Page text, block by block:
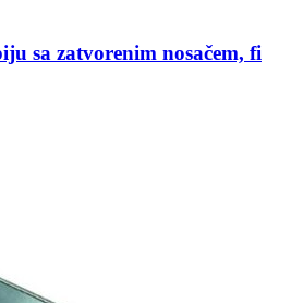
sa zatvorenim nosačem, fi